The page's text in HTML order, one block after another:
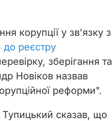
корупції у зв'язку з
до реєстру
зберігання та
Новіков назвав
реформи".
сказав, що